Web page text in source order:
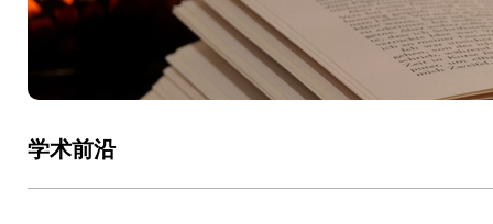
学术前沿